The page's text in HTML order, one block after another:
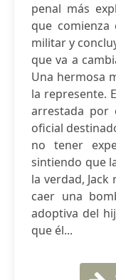
penal más
que
militar y
que va a
Una hermosa
la represente.
arrestada por
oficial
no tener
sintiendo que
la verdad, Jack
caer una
adoptiva del
que él...